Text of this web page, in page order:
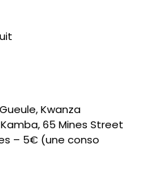
Kwanza
65 Mines Street
– 5€ (une conso